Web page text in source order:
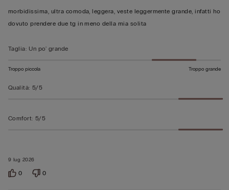
su
5
9 lug 2026
morbidissima, ultra comoda, leggera, veste leggermente grande, infatti ho
dovuto prendere due tg in meno della mia solita
Taglia: Un po' grande
Troppo piccola Troppo grande
Qualità: 5/5
Comfort: 5/5
0 0